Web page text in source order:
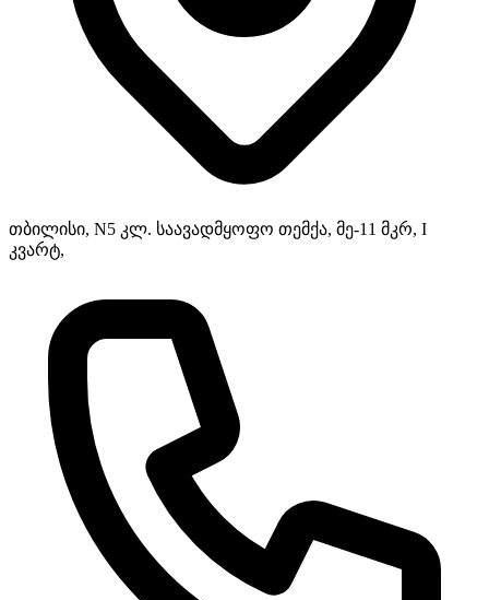
თბილისი, N5 კლ. საავადმყოფო თემქა, მე-11 მკრ, I
კვარტ,